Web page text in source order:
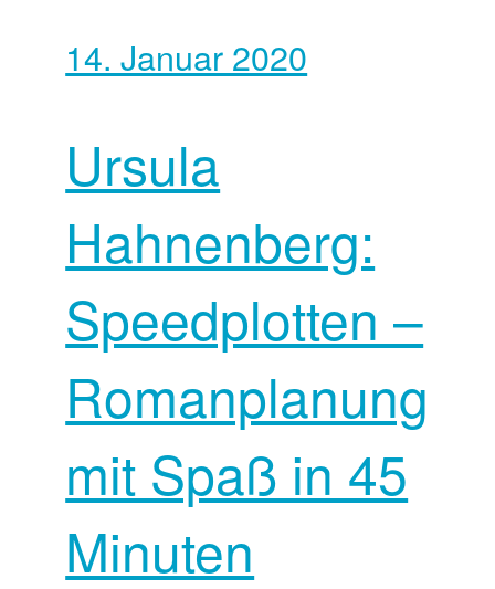
14. Januar 2020
Ursula
Hahnenberg:
Speedplotten –
Romanplanung
mit Spaß in 45
Minuten